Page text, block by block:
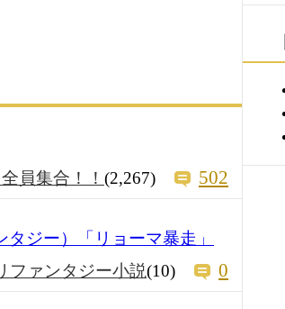
員集合！！ (2,267) 502
ジー）「リョーマ暴走」
ファンタジー小説(10) 0